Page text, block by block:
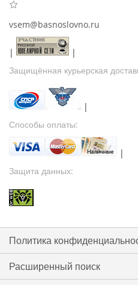
vsem@basnoslovno.ru
|
|
Защищённая курьерская
|
Способы оплаты:
|
Защита данных:
Политика
Расширенный поиск